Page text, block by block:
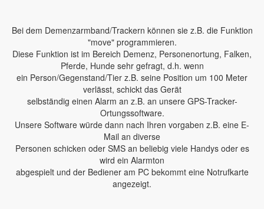
Bei dem Demenzarmband/Trackern können sie z.B. die Funktion
"move" programmieren.
Diese Funktion ist im Bereich Demenz, Personenortung, Falken,
Pferde, Hunde sehr gefragt, d.h. wenn
ein Person/Gegenstand/Tier z.B. seine Position um 100 Meter
verlässt, schickt das Gerät
selbständig einen Alarm an z.B. an unsere GPS-Tracker-
Ortungssoftware.
Unsere Software würde dann nach Ihren vorgaben z.B. eine E-
Mail an diverse
Personen schicken oder SMS an beliebig viele Handys oder es
wird ein Alarmton
abgespielt und der Bediener am PC bekommt eine Notrufkarte
angezeigt.